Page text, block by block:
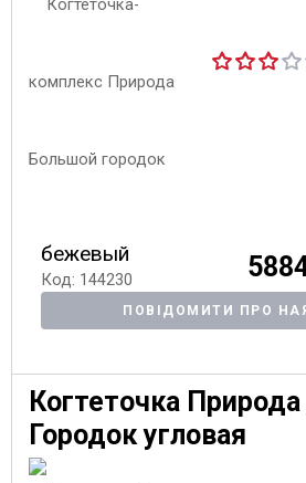
бежевый
Код: 144230
ПОВІДОМИТИ ПРО
Когтеточка
Городок угловая